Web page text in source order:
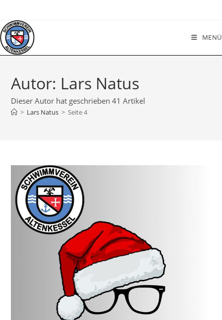
Inhalt
springen
MENÜ
Autor: Lars Natus
Dieser Autor hat geschrieben 41 Artikel
> Lars Natus > Seite 4